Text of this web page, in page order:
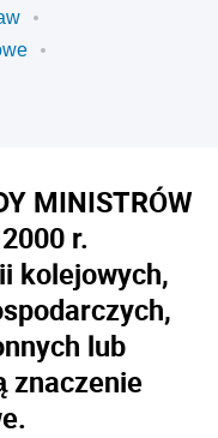
MINISTRÓW
r.
kolejowych,
lub
znaczenie